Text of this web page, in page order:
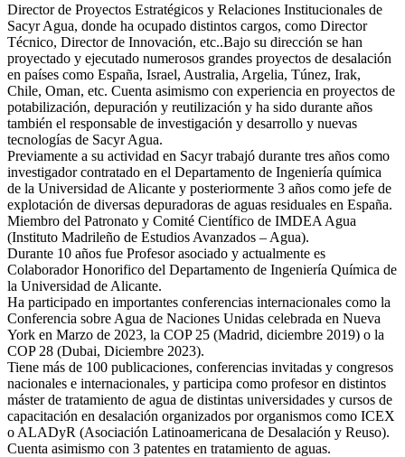
Director de Proyectos Estratégicos y Relaciones Institucionales de
Sacyr Agua, donde ha ocupado distintos cargos, como Director
Técnico, Director de Innovación, etc..Bajo su dirección se han
proyectado y ejecutado numerosos grandes proyectos de desalación
en países como España, Israel, Australia, Argelia, Túnez, Irak,
Chile, Oman, etc. Cuenta asimismo con experiencia en proyectos de
potabilización, depuración y reutilización y ha sido durante años
también el responsable de investigación y desarrollo y nuevas
tecnologías de Sacyr Agua.
Previamente a su actividad en Sacyr trabajó durante tres años como
investigador contratado en el Departamento de Ingeniería química
de la Universidad de Alicante y posteriormente 3 años como jefe de
explotación de diversas depuradoras de aguas residuales en España.
Miembro del Patronato y Comité Científico de IMDEA Agua
(Instituto Madrileño de Estudios Avanzados – Agua).
Durante 10 años fue Profesor asociado y actualmente es
Colaborador Honorifico del Departamento de Ingeniería Química de
la Universidad de Alicante.
Ha participado en importantes conferencias internacionales como la
Conferencia sobre Agua de Naciones Unidas celebrada en Nueva
York en Marzo de 2023, la COP 25 (Madrid, diciembre 2019) o la
COP 28 (Dubai, Diciembre 2023).
Tiene más de 100 publicaciones, conferencias invitadas y congresos
nacionales e internacionales, y participa como profesor en distintos
máster de tratamiento de agua de distintas universidades y cursos de
capacitación en desalación organizados por organismos como ICEX
o ALADyR (Asociación Latinoamericana de Desalación y Reuso).
Cuenta asimismo con 3 patentes en tratamiento de aguas.